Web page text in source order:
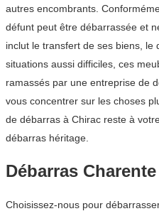
autres encombrants.
défunt peut être débarrassée et
inclut le transfert de ses biens, le
situations aussi difficiles, ces
ramassés par une entreprise de
vous concentrer sur les choses
de débarras à Chirac reste à
débarras héritage.
Débarras Charente
Choisissez-nous pour